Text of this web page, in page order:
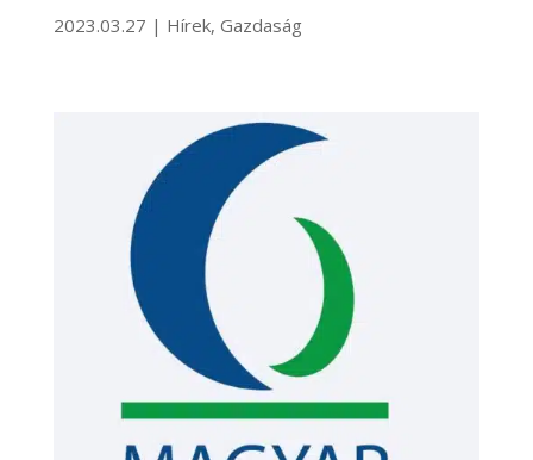
2023.03.27 | Hírek, Gazdaság